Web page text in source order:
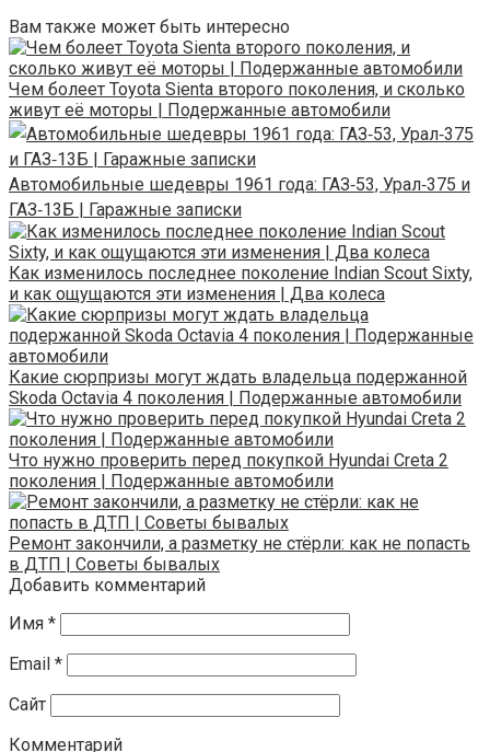
Вам также может быть интересно
Чем болеет Toyota Sienta второго поколения, и сколько
живут её моторы | Подержанные автомобили
Автомобильные шедевры 1961 года: ГАЗ‑53, Урал‑375 и
ГАЗ‑13Б | Гаражные записки
Как изменилось последнее поколение Indian Scout Sixty,
и как ощущаются эти изменения | Два колеса
Какие сюрпризы могут ждать владельца подержанной
Skoda Octavia 4 поколения | Подержанные автомобили
Что нужно проверить перед покупкой Hyundai Creta 2
поколения | Подержанные автомобили
Ремонт закончили, а разметку не стёрли: как не попасть
в ДТП | Советы бывалых
Добавить комментарий
Имя *
Email *
Сайт
Комментарий